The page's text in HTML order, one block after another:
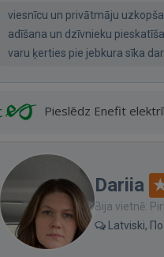
viesnīcu un privātmāju
adīšana un dzīvnieku
varu ķerties pie jebkura sīka
Pieslēdz Enefit
Dariia
Bija vietnē:
Latviski,